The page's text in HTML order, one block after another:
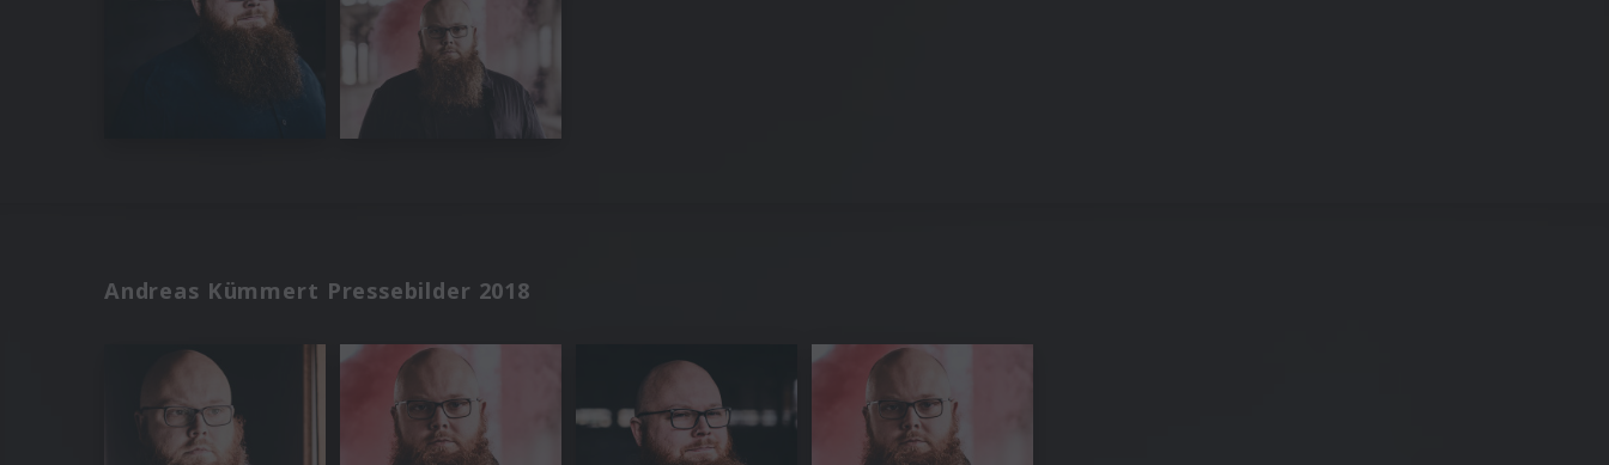
Andreas Kümmert Pressebilder 2018